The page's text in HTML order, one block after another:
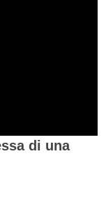
di una